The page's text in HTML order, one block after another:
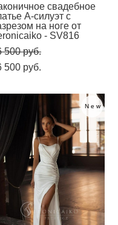
свадебное
А-силуэт с
на ноге от
- SV816
500 pуб.
500 pуб.
New